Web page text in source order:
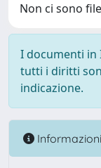
Non ci sono
I documenti in
tutti i diritti
indicazione.
Informazioni